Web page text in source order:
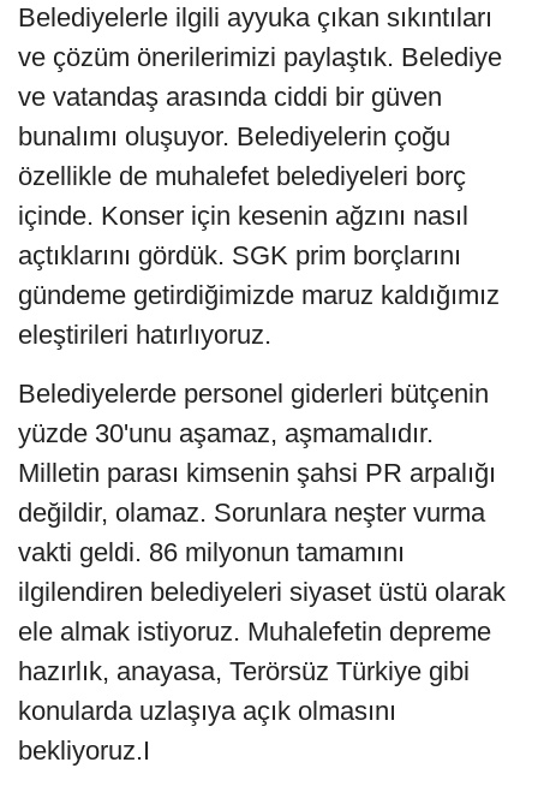
Belediyelerle ilgili ayyuka çıkan sıkıntıları
ve çözüm önerilerimizi paylaştık. Belediye
ve vatandaş arasında ciddi bir güven
bunalımı oluşuyor. Belediyelerin çoğu
özellikle de muhalefet belediyeleri borç
içinde. Konser için kesenin ağzını nasıl
açtıklarını gördük. SGK prim borçlarını
gündeme getirdiğimizde maruz kaldığımız
eleştirileri hatırlıyoruz.
Belediyelerde personel giderleri bütçenin
yüzde 30'unu aşamaz, aşmamalıdır.
Milletin parası kimsenin şahsi PR arpalığı
değildir, olamaz. Sorunlara neşter vurma
vakti geldi. 86 milyonun tamamını
ilgilendiren belediyeleri siyaset üstü olarak
ele almak istiyoruz. Muhalefetin depreme
hazırlık, anayasa, Terörsüz Türkiye gibi
konularda uzlaşıya açık olmasını
bekliyoruz.I